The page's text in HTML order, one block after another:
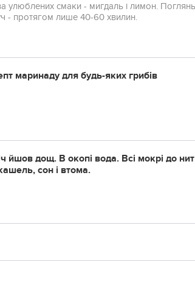
улюблених смаки - мигдаль і лимон.
- протягом лише 40-60 хвилин.
маринаду для будь-яких грибів
йшов дощ. В окопі вода. Всі мокрі до
сон і втома.